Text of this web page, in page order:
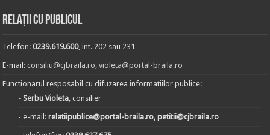
Relații cu publicul
Telefon:0239.619.600, int. 202 sau 231
E-mail:consiliu@cjbraila.ro ,violeta@portal-braila.ro
Functionarul resposabil cu difuzarea informatiilor publice:
- Serbu Violeta , consilier
- e-mail:relatiipublice@portal-braila.ro, petitii@cjbraila.ro